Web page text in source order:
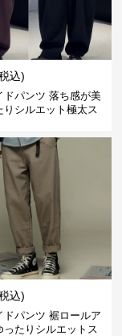
込)
ドパンツ 落ち感が美
りシルエット極太ス
込)
ドパンツ 裾ロールア
ったりシルエットス